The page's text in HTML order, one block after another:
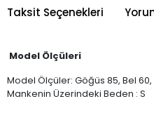
Taksit Seçenekleri
Model Ölçüleri
Model Ölçüler: Göğüs 85, Bel 60,
Mankenin Üzerindeki Beden : S